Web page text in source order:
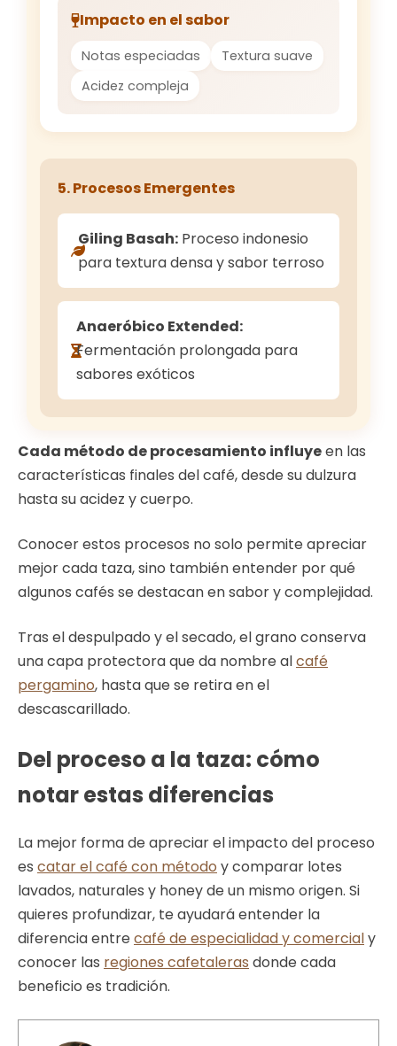
Impacto en el sabor
Notas especiadas
Textura suave
Acidez compleja
5. Procesos Emergentes
Giling Basah: Proceso indonesio
para textura densa y sabor terroso
Anaeróbico Extended:
Fermentación prolongada para
sabores exóticos
Cada método de procesamiento influyeen las
características finales del café, desde su dulzura
hasta su acidez y cuerpo.
Conocer estos procesos no solo permite apreciar
mejor cada taza, sino también entender por qué
algunos cafés se destacan en sabor y complejidad.
Tras el despulpado y el secado, el grano conserva
una capa protectora que da nombre alcafé
pergamino, hasta que se retira en el
descascarillado.
Del proceso a la taza: cómo
notar estas diferencias
La mejor forma de apreciar el impacto del proceso
es catar el café con método y comparar lotes
lavados, naturales y honey de un mismo origen. Si
quieres profundizar, te ayudará entender la
diferencia entre café de especialidad y comercialy
conocer las regiones cafetaleras donde cada
beneficio es tradición.